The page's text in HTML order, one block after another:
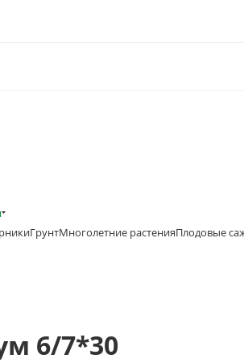
ГрунтМноголетние растенияПлодовые
6/7*30